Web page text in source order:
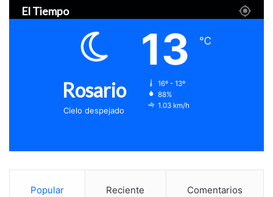
El Tiempo
Rosario
Cielo despejado
13 ℃
16º - 13º
88%
1.03 km/h
Popular Reciente Comentarios